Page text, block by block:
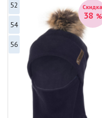
Скидка
38 %
52
54
56